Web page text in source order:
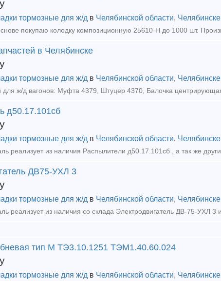
тормозные для ж/д в Челябинской области, Челябинске
в Челябинске
тормозные для ж/д в Челябинской области, Челябинске
д50.17.101сб
тормозные для ж/д в Челябинской области, Челябинске
ДВ75-УХЛ 3
тормозные для ж/д в Челябинской области, Челябинске
тип М ТЭ3.10.1251 ТЭМ1.40.60.024
тормозные для ж/д в Челябинской области, Челябинске